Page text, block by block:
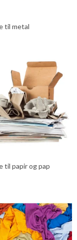
til metal
til papir og pap